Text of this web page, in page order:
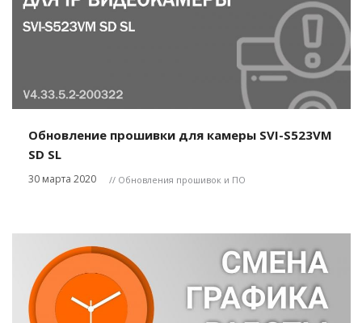
Обновление прошивки для камеры SVI-S523VM
SD SL
30 марта 2020 // Обновления прошивок и ПО